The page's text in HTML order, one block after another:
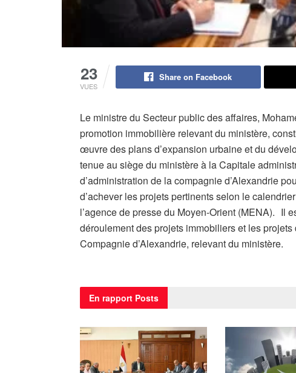
23
VUES
Share on Facebook
Le ministre du Secteur public des affaires,
promotion immobilière relevant du ministère,
œuvre des plans d’expansion urbaine et du
tenue au siège du ministère à la Capitale
d’administration de la compagnie d’Alexandrie
d’achever les projets pertinents selon le
l’agence de presse du Moyen-Orient (MENA). Il
déroulement des projets immobiliers et les
Compagnie d’Alexandrie, relevant du ministère.
En rapport Posts